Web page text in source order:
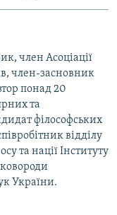
член Асоціації
член-засновник
понад 20
та
філософських
відділу
та нації Інституту
України.